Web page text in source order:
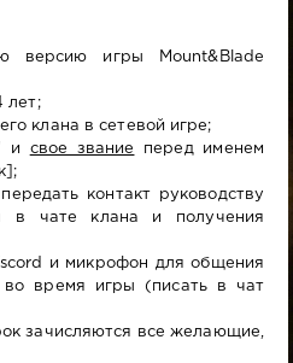
версию игры Mount&Blade
лет;
клана в сетевой игре;
и свое звание
перед именем
контакт руководству
в чате клана и получения
и микрофон для общения
во время игры (писать в чат
зачисляются все желающие,